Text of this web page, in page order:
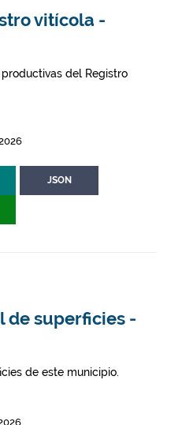
vitícola -
del Registro
JSON
de superficies -
de este municipio.